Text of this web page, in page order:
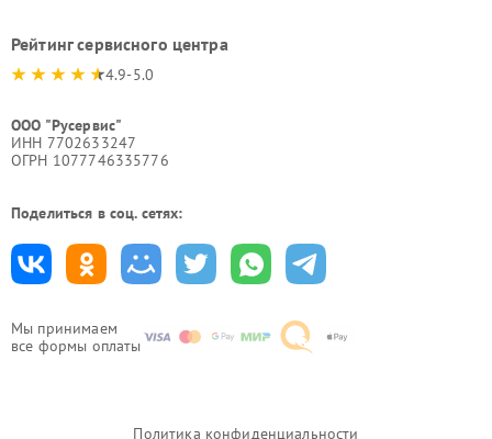
Мы принимаем
все формы оплаты
Рейтинг сервисного центра
4.9-5.0
ООО "Русервис"
ИНН 7702633247
ОГРН 1077746335776
Поделиться в соц. сетях:
Политика конфиденциальности